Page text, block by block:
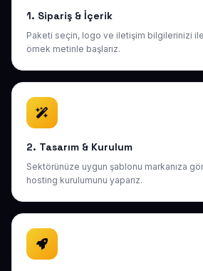
1. Sipariş & İçerik
Paketi seçin, logo ve iletişim bilgilerinizi
örnek metinle başlarız.
2. Tasarım & Kurulum
Sektörünüze uygun şablonu markanıza
hosting kurulumunu yaparız.